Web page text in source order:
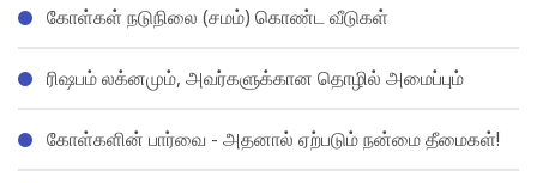
கோள்கள் நடுநிலை (சமம்) கொண்ட வீடுகள்
ரிஷபம் லக்னமும், அவர்களுக்கான தொழில் அமைப்பும்
கோள்களின் பார்வை - அதனால் ஏற்படும் நன்மை தீமைகள்!